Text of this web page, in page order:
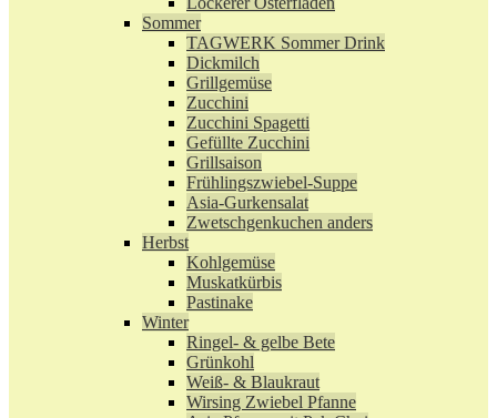
Sommer
TAGWERK Sommer Drink
Dickmilch
Grillgemüse
Zucchini
Zucchini Spagetti
Gefüllte Zucchini
Grillsaison
Frühlingszwiebel-Suppe
Asia-Gurkensalat
Zwetschgenkuchen anders
Herbst
Kohlgemüse
Muskatkürbis
Pastinake
Winter
Ringel- & gelbe Bete
Grünkohl
Weiß- & Blaukraut
Wirsing Zwiebel Pfanne